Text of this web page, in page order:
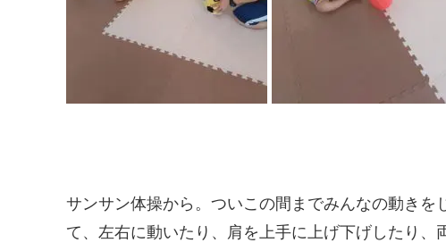
サンサン体操から。ついこの間までみんなの動き
て、左右に動いたり、肩を上手に上げ下げしたり、